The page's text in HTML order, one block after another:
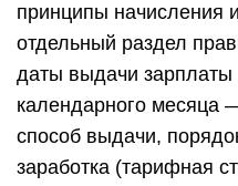
принципы начисления
отдельный раздел
даты выдачи зарплаты
календарного месяца
способ выдачи,
заработка (тарифная